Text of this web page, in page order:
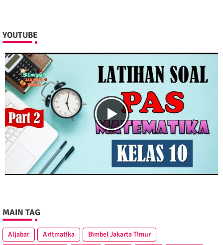
YOUTUBE
MAIN TAG
Aljabar Aritmatika
Bimbel Jakarta Timur